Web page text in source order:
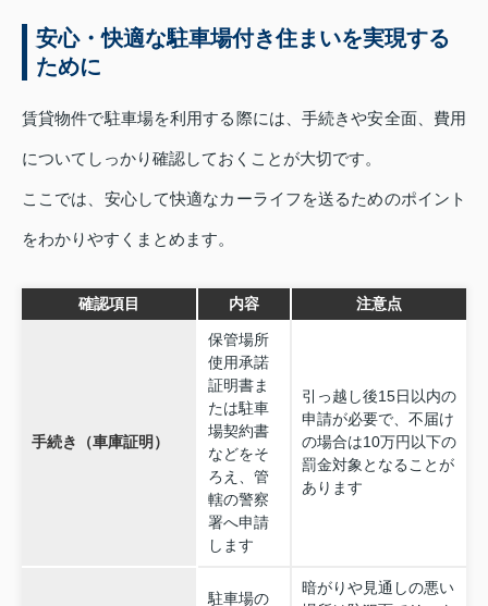
安心・快適な駐車場付き住まいを実現する
ために
賃貸物件で駐車場を利用する際には、手続きや安全面、費用
についてしっかり確認しておくことが大切です。
ここでは、安心して快適なカーライフを送るためのポイント
をわかりやすくまとめます。
確認項目 内容 注意点
手続き（車庫証明）
保管場所
使用承諾
証明書ま
たは駐車
場契約書
などをそ
ろえ、管
轄の警察
署へ申請
します
引っ越し後15日以内の
申請が必要で、不届け
の場合は10万円以下の
罰金対象となることが
あります
駐車場の
暗がりや見通しの悪い